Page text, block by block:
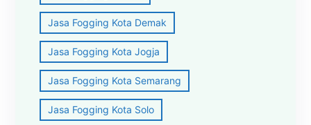
Jasa Fogging Kota Demak
Jasa Fogging Kota Jogja
Jasa Fogging Kota Semarang
Jasa Fogging Kota Solo